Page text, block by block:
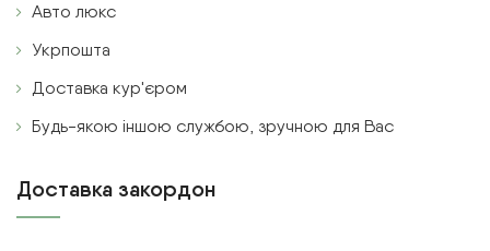
Авто люкс
Укрпошта
Доставка кур'єром
Будь-якою іншою службою, зручною для Вас
Доставка закордон